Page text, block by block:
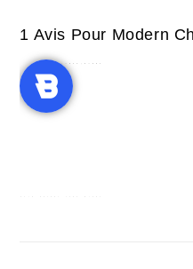
1 Avis Pour Modern